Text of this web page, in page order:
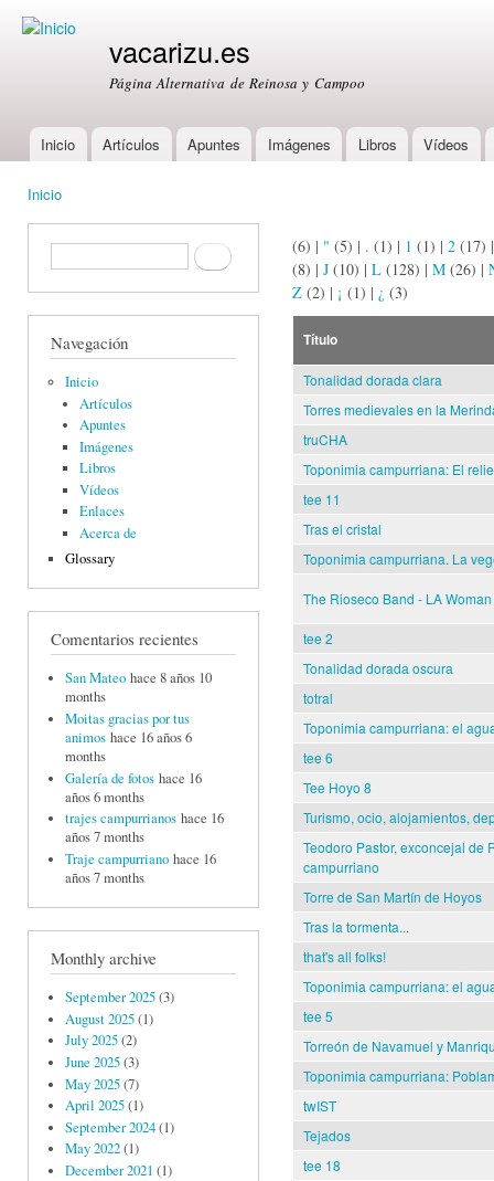
vacarizu.es
Página Alternativa de Reinosa y Campoo
Main menu
Inicio Artículos Apuntes Imágenes Libros Vídeos
Inicio
Formulario de búsquedaBuscar
Navegación
Inicio
Artículos
Apuntes
Imágenes
Libros
Vídeos
Enlaces
Acerca de
Glossary
Comentarios recientes
San Mateo hace 8 años 10
months
Moitas gracias por tus
animos hace 16 años 6
months
Galería de fotos hace 16
años 6 months
trajes campurrianos hace 16
años 7 months
Traje campurriano hace 16
años 7 months
Monthly archive
September 2025(3)
August 2025(1)
July 2025(2)
June 2025(3)
May 2025(7)
April 2025(1)
September 2024(1)
May 2022(1)
December 2021 (1)
(6) | " (5) | . (1) | 1 (1) | 2 (17)
(8) | J (10) | L (128) | M (26) |
Z (2) | ¡ (1) | ¿ (3)
Título
Tonalidad dorada clara
Torres medievales en la
truCHA
Toponimia campurriana: El
tee 11
Tras el cristal
Toponimia campurriana. La
The Rioseco Band - LA Woman
tee 2
Tonalidad dorada oscura
totral
Toponimia campurriana: el
tee 6
Tee Hoyo 8
Turismo, ocio, alojamientos,
Teodoro Pastor, exconcejal de
campurriano
Torre de San Martín de Hoyos
Tras la tormenta...
that's all folks!
Toponimia campurriana: el
tee 5
Torreón de Navamuel y
Toponimia campurriana:
twIST
Tejados
tee 18